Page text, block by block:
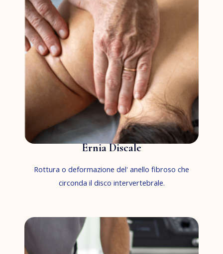
Ernia Discale
Rottura o deformazione del' anello fibroso che
circonda il disco intervertebrale.